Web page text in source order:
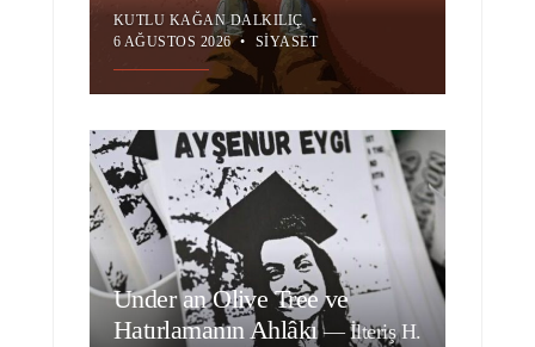
KUTLU KAĞAN DALKILIÇ •
6 AĞUSTOS 2026 • SIYASET
Under an Olive Tree ve
Hatırlamanın Ahlâkı— İlteriş H.